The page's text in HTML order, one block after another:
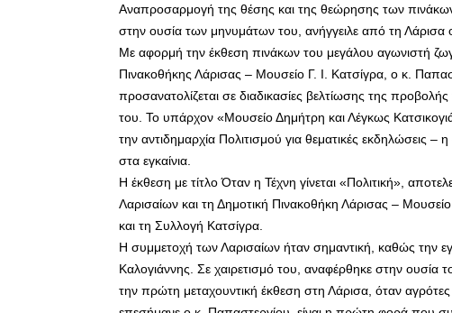
Αναπροσαρμογή της θέσης και της θεώρησης των
στην ουσία των μηνυμάτων του, ανήγγειλε από τη
Με αφορμή την έκθεση πινάκων του μεγάλου αγωνιστή
Πινακοθήκης Λάρισας – Μουσείο Γ. Ι. Κατσίγρα, ο κ.
προσανατολίζεται σε διαδικασίες βελτίωσης της
του. Το υπάρχον «Μουσείο Δημήτρη και Λέγκως
την αντιδημαρχία Πολιτισμού για θεματικές εκδηλώσεις
στα εγκαίνια.
Η έκθεση με τίτλο Όταν η Τέχνη γίνεται «Πολιτική»,
Λαρισαίων και τη Δημοτική Πινακοθήκη Λάρισας –
και τη Συλλογή Κατσίγρα.
Η συμμετοχή των Λαρισαίων ήταν σημαντική, καθώς την
Καλογιάννης. Σε χαιρετισμό του, αναφέρθηκε στην ουσία
την πρώτη μεταχουντική έκθεση στη Λάρισα, όταν